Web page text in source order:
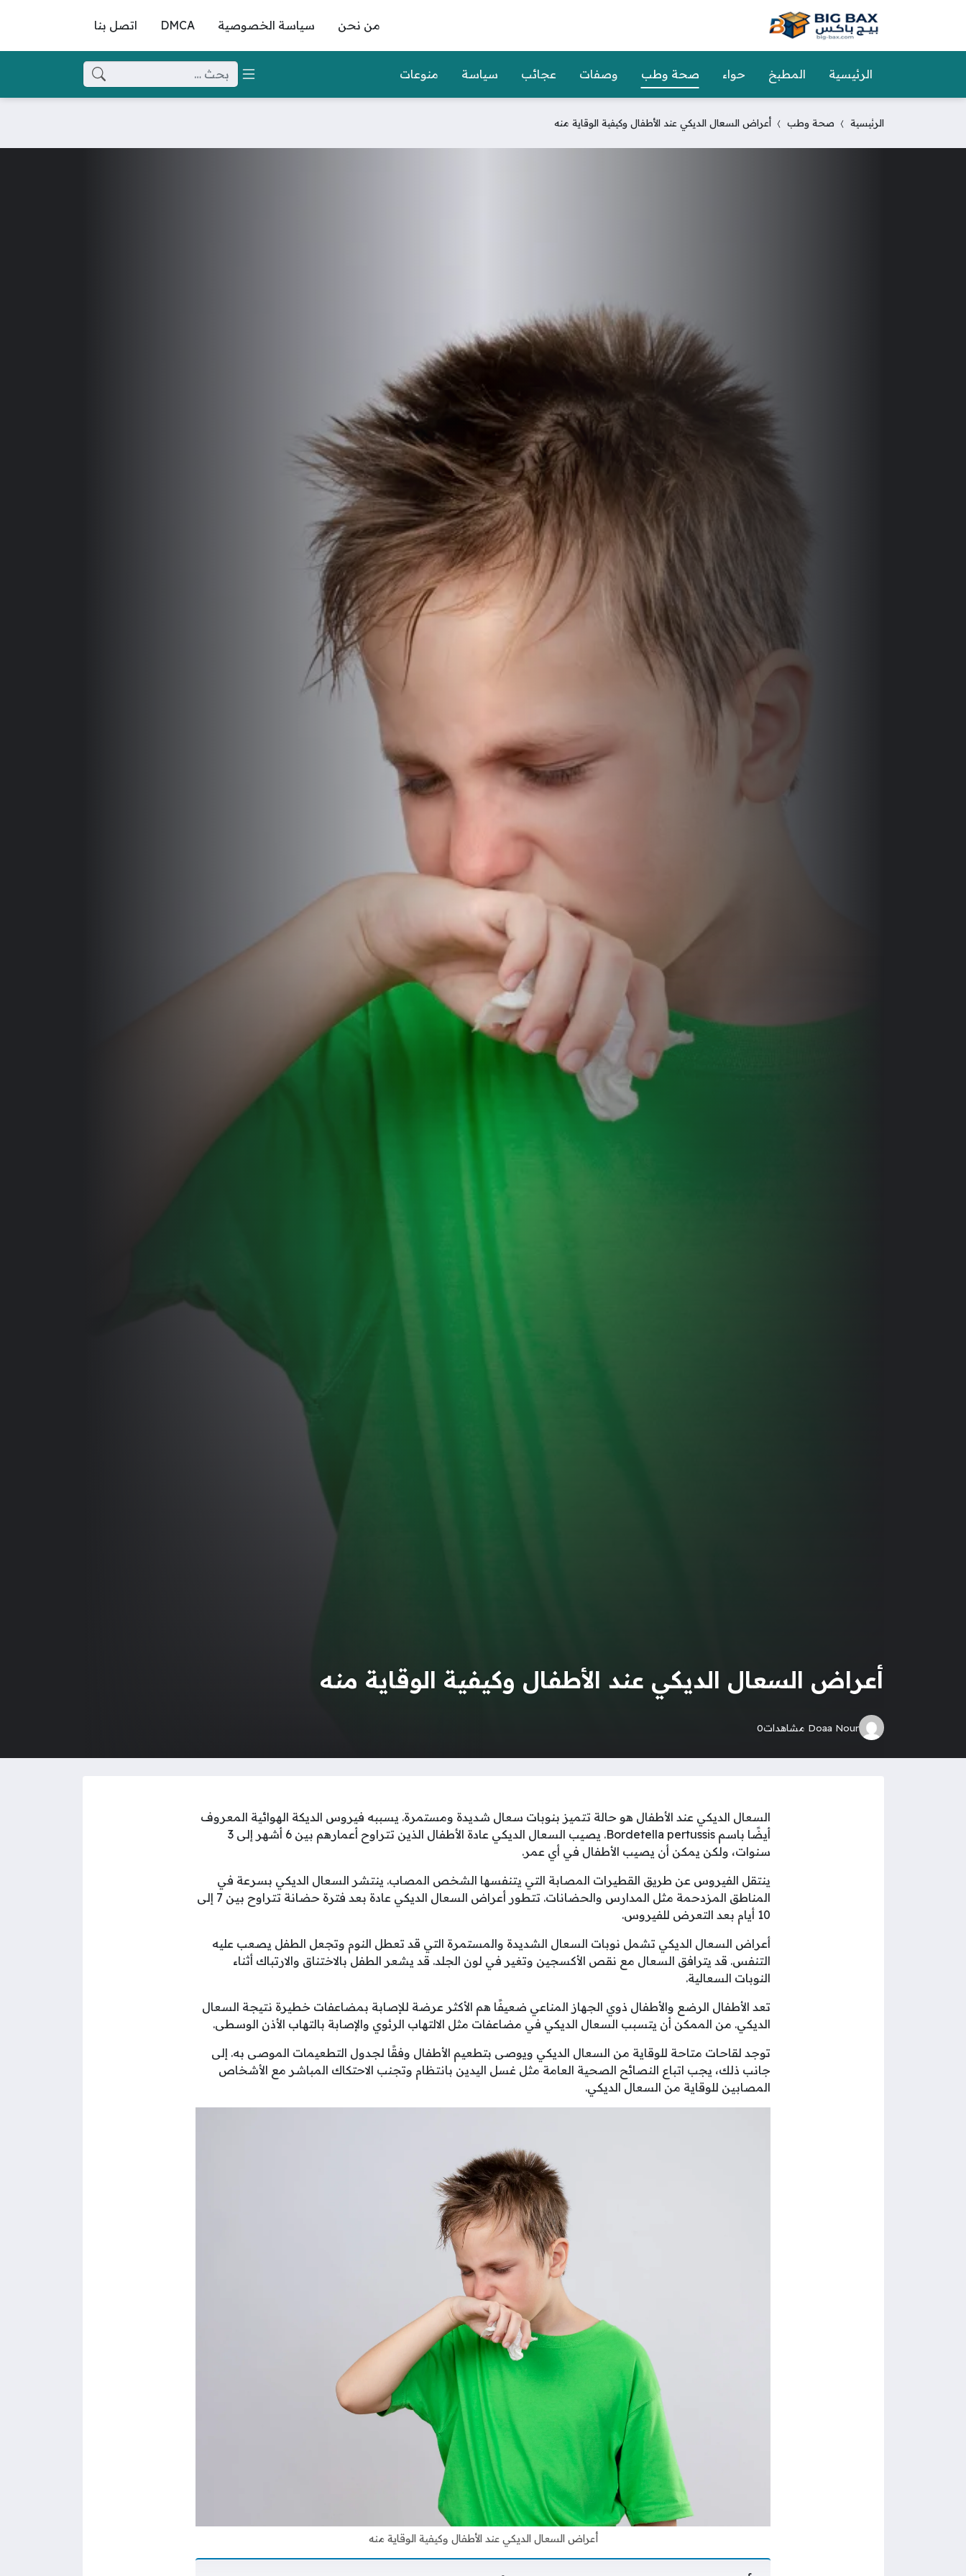
من نحن سياسة الخصوصية DMCA اتصل بنا
الرئيسية المطبخ حواء صحة وطب وصفات عجائب سياسة منوعات البحث عن:
الرئيسية صحة وطب أعراض السعال الديكي عند الأطفال وكيفية الوقاية منه
أعراض السعال الديكي عند الأطفال وكيفية الوقاية منه
Doaa Nour مشاهدات0
السعال الديكي عند الأطفال هو حالة تتميز بنوبات سعال شديدة ومستمرة. يسببه فيروس الديكة الهوائية المعروف
أيضًا باسم Bordetella pertussis. يصيب السعال الديكي عادة الأطفال الذين تتراوح أعمارهم بين 6 أشهر إلى 3
سنوات، ولكن يمكن أن يصيب الأطفال في أي عمر.
ينتقل الفيروس عن طريق القطيرات المصابة التي يتنفسها الشخص المصاب. ينتشر السعال الديكي بسرعة في
المناطق المزدحمة مثل المدارس والحضانات. تتطور أعراض السعال الديكي عادة بعد فترة حضانة تتراوح بين 7 إلى
10 أيام بعد التعرض للفيروس.
أعراض السعال الديكي تشمل نوبات السعال الشديدة والمستمرة التي قد تعطل النوم وتجعل الطفل يصعب عليه
التنفس. قد يترافق السعال مع نقص الأكسجين وتغير في لون الجلد. قد يشعر الطفل بالاختناق والارتباك أثناء
النوبات السعالية.
تعد الأطفال الرضع والأطفال ذوي الجهاز المناعي ضعيفًا هم الأكثر عرضة للإصابة بمضاعفات خطيرة نتيجة السعال
الديكي. من الممكن أن يتسبب السعال الديكي في مضاعفات مثل الالتهاب الرئوي والإصابة بالتهاب الأذن الوسطى.
توجد لقاحات متاحة للوقاية من السعال الديكي ويوصى بتطعيم الأطفال وفقًا لجدول التطعيمات الموصى به. إلى
جانب ذلك، يجب اتباع النصائح الصحية العامة مثل غسل اليدين بانتظام وتجنب الاحتكاك المباشر مع الأشخاص
المصابين للوقاية من السعال الديكي.
أعراض السعال الديكي عند الأطفال وكيفية الوقاية منه